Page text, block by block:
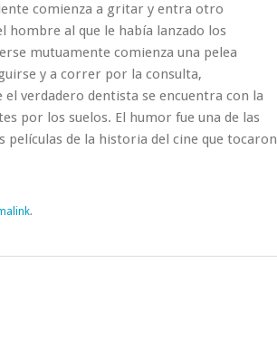
comienza a gritar y entra otro
hombre al que le había lanzado los
mutuamente comienza una pelea
y a correr por la consulta,
verdadero dentista se encuentra con la
por los suelos. El humor fue una de las
de la historia del cine que tocaron
.